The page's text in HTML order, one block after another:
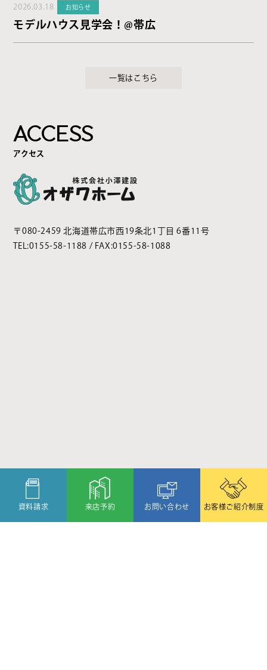
資料請求 来店予約 お問い合わせ お客様ご紹介制度
2026.03.18 お知らせ
モデルハウス見学会！@帯広
一覧はこちら
ACCESS
アクセス
〒080-2459 北海道帯広市西19条北1丁目 6番11号
TEL:0155-58-1188 / FAX:0155-58-1088